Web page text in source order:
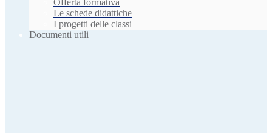
Offerta formativa
Le schede didattiche
I progetti delle classi
Documenti utili